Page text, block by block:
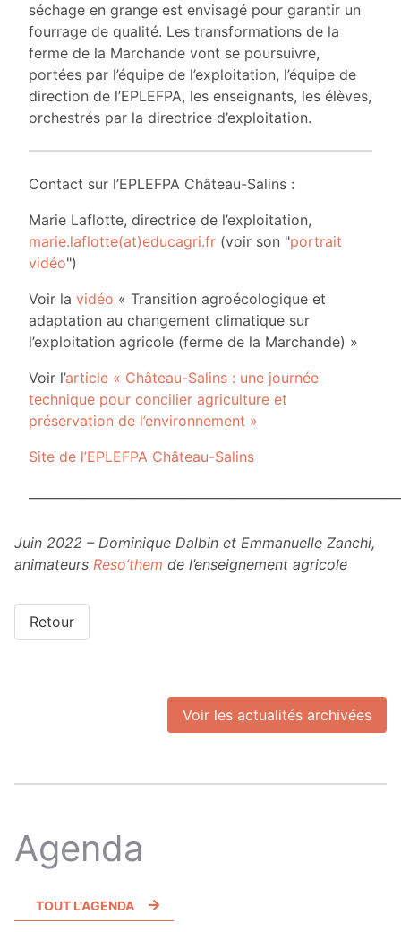
séchage en grange est envisagé pour garantir un
fourrage de qualité. Les transformations de la
ferme de la Marchande vont se poursuivre,
portées par l’équipe de l’exploitation, l’équipe de
direction de l’EPLEFPA, les enseignants, les élèves,
orchestrés par la directrice d’exploitation.
Contact sur l’EPLEFPA Château-Salins :
Marie Laflotte, directrice de l’exploitation,
marie.laflotte(at)educagri.fr (voir son "portrait
vidéo")
Voir la vidéo « Transition agroécologique et
adaptation au changement climatique sur
l’exploitation agricole (ferme de la Marchande) »
Voir l’article « Château-Salins : une journée
technique pour concilier agriculture et
préservation de l’environnement »
Site de l’EPLEFPA Château-Salins
Juin 2022 – Dominique Dalbin et Emmanuelle Zanchi,
animateurs Reso’them de l’enseignement agricole
Retour
Voir les actualités archivées
Agenda
TOUT L'AGENDA